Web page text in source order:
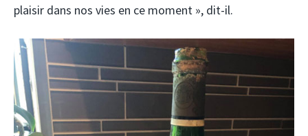
plaisir dans nos vies en ce moment », dit-il.